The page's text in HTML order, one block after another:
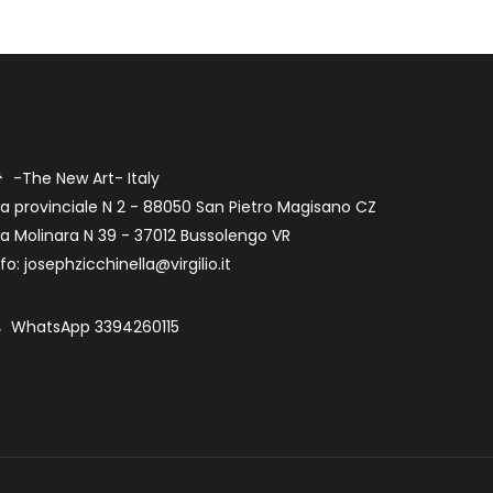
-The New Art- Italy
provinciale N 2 - 88050 San Pietro Magisano CZ
Molinara N 39 - 37012 Bussolengo VR
josephzicchinella@virgilio.it
WhatsApp 3394260115